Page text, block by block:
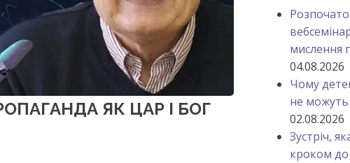
ЯК ЦАР І БОГ
мислення
04.08.2026
Чому
не
02.08.2026
Зустріч,
кроком до